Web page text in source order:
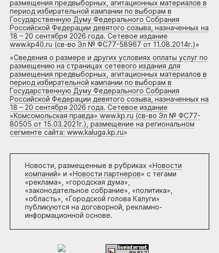
размещения предвыборных, агитационных материалов в
период избирательной кампании по выборам в
Государственную Думу Федерального Собрания
Российской Федерации девятого созыва, назначенных на
18 – 20 сентября 2026 года. Сетевое издание
www.kp40.ru (св-во Эл № ФС77-58967 от 11.08.2014г.)»
«Сведения о размере и других условиях оплаты услуг по
размещению на страницах сетевого издания для
размещения предвыборных, агитационных материалов в
период избирательной кампании по выборам в
Государственную Думу Федерального Собрания
Российской Федерации девятого созыва, назначенных на
18 – 20 сентября 2026 года. Сетевое издание
«Комсомольская правда» www.kp.ru (св-во Эл № ФС77-
80505 от 15.03.2021г.), размещение на региональном
сегменте сайта: www.kaluga.kp.ru»
Новости, размещенные в рубриках «Новости
компаний» и «Новости партнеров» с тегами
«реклама», «городская дума»,
«законодательное собрание», «политика»,
«область», «Городской голова Калуги»
публикуются на договорной, рекламно-
информационной основе.